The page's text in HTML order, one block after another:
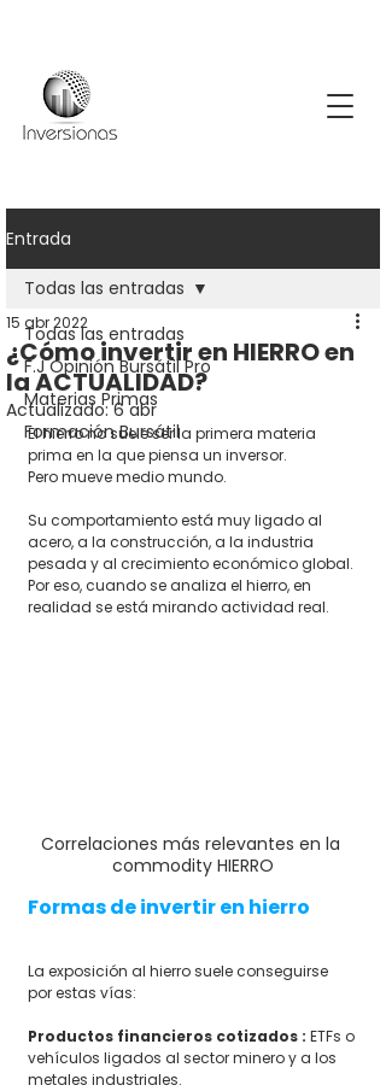
Entrada
Todas las entradas
F.J Opinión Bursátil Pro
Materias Primas
Formación Bursátil
Todas las entradas
¿Cómo invertir en HIERRO en
la ACTUALIDAD?
15 abr 2022
Actualizado:6 abr
El hierro no suele ser la primera materia
prima en la que piensa un inversor.
Pero mueve medio mundo.
Su comportamiento está muy ligado al
acero, a la construcción, a la industria
pesada y al crecimiento económico global.
Por eso, cuando se analiza el hierro, en
realidad se está mirando actividad real.
Correlaciones más relevantes en la
commodity HIERRO
Formas de invertir en hierro
La exposición al hierro suele conseguirse
por estas vías:
Productos financieros cotizados : ETFs o
vehículos ligados al sector minero y a los
metales industriales.